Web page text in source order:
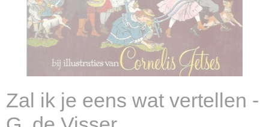
Zal ik je eens wat vertellen -